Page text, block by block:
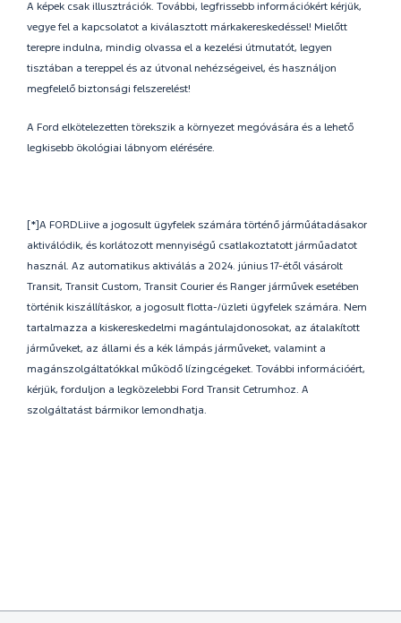
A képek csak illusztrációk. További, legfrissebb információkért kérjük,
vegye fel a kapcsolatot a kiválasztott márkakereskedéssel! Mielőtt
terepre indulna, mindig olvassa el a kezelési útmutatót, legyen
tisztában a tereppel és az útvonal nehézségeivel, és használjon
megfelelő biztonsági felszerelést!
A Ford elkötelezetten törekszik a környezet megóvására és a lehető
legkisebb ökológiai lábnyom elérésére.
[*]A FORDLiive a jogosult ügyfelek számára történő járműátadásakor
aktiválódik, és korlátozott mennyiségű csatlakoztatott járműadatot
használ. Az automatikus aktiválás a 2024. június 17-étől vásárolt
Transit, Transit Custom, Transit Courier és Ranger járművek esetében
történik kiszállításkor, a jogosult flotta-/üzleti ügyfelek számára. Nem
tartalmazza a kiskereskedelmi magántulajdonosokat, az átalakított
járműveket, az állami és a kék lámpás járműveket, valamint a
magánszolgáltatókkal működő lízingcégeket. További információért,
kérjük, forduljon a legközelebbi Ford Transit Cetrumhoz. A
szolgáltatást bármikor lemondhatja.